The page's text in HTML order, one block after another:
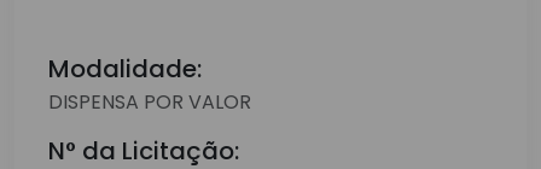
Modalidade:
DISPENSA POR VALOR
N° da Licitação: